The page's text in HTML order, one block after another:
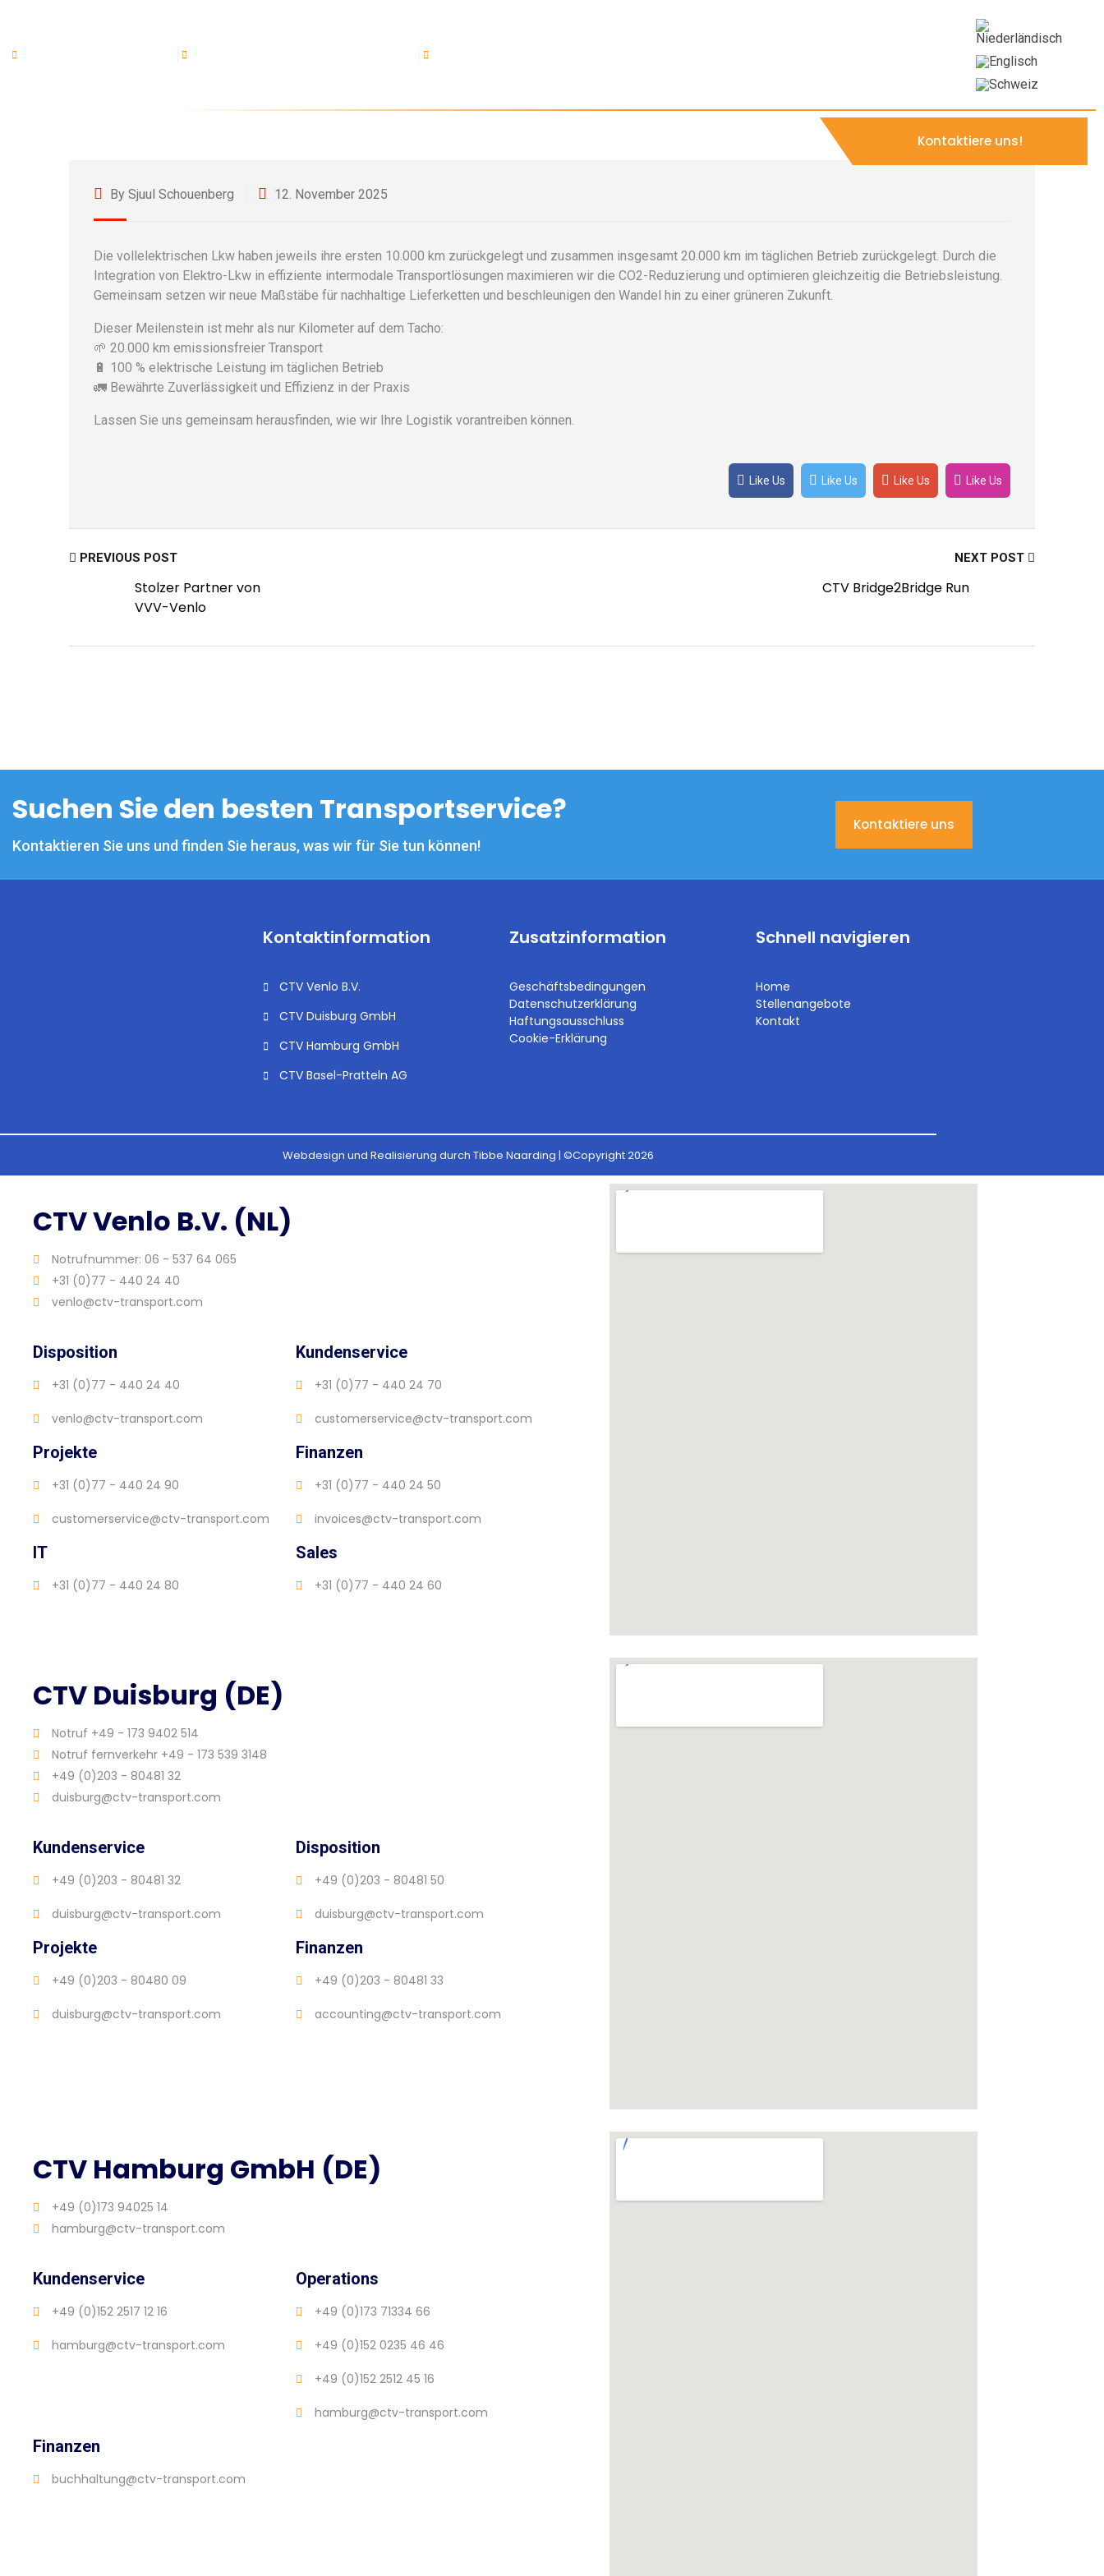
Kontaktiere uns!
By Sjuul Schouenberg 12. November 2025
Die vollelektrischen Lkw haben jeweils ihre ersten 10.000 km zurückgelegt und zusammen insgesamt 20.000 km im täglichen Betrieb zurückgelegt. Durch die
Integration von Elektro-Lkw in effiziente intermodale Transportlösungen maximieren wir die CO2-Reduzierung und optimieren gleichzeitig die Betriebsleistung.
Gemeinsam setzen wir neue Maßstäbe für nachhaltige Lieferketten und beschleunigen den Wandel hin zu einer grüneren Zukunft.
Dieser Meilenstein ist mehr als nur Kilometer auf dem Tacho:
🌱 20.000 km emissionsfreier Transport
🔋 100 % elektrische Leistung im täglichen Betrieb
🚛 Bewährte Zuverlässigkeit und Effizienz in der Praxis
Lassen Sie uns gemeinsam herausfinden, wie wir Ihre Logistik vorantreiben können.
Like Us Like Us Like Us Like Us
PREVIOUS POST
Stolzer Partner von
VVV-Venlo
NEXT POST
CTV Bridge2Bridge Run
Suchen Sie den besten Transportservice?
Kontaktieren Sie uns und finden Sie heraus, was wir für Sie tun können!
Kontaktiere uns
Kontaktinformation
CTV Venlo B.V.
CTV Duisburg GmbH
CTV Hamburg GmbH
CTV Basel-Pratteln AG
Zusatzinformation
Geschäftsbedingungen
Datenschutzerklärung
Haftungsausschluss
Cookie-Erklärung
Schnell navigieren
Home
Stellenangebote
Kontakt
Webdesign und Realisierung durch Tibbe Naarding | ©Copyright 2026
CTV Venlo B.V. (NL)
Notrufnummer: 06 - 537 64 065
+31 (0)77 - 440 24 40
venlo@ctv-transport.com
Disposition
+31 (0)77 - 440 24 40
venlo@ctv-transport.com
Kundenservice
+31 (0)77 - 440 24 70
customerservice@ctv-transport.com
Projekte
+31 (0)77 - 440 24 90
customerservice@ctv-transport.com
Finanzen
+31 (0)77 - 440 24 50
invoices@ctv-transport.com
IT
+31 (0)77 - 440 24 80
Sales
+31 (0)77 - 440 24 60
CTV Duisburg (DE)
Notruf +49 - 173 9402 514
Notruf fernverkehr +49 - 173 539 3148
+49 (0)203 - 80481 32
duisburg@ctv-transport.com
Kundenservice
+49 (0)203 - 80481 32
duisburg@ctv-transport.com
Disposition
+49 (0)203 - 80481 50
duisburg@ctv-transport.com
Projekte
+49 (0)203 - 80480 09
duisburg@ctv-transport.com
Finanzen
+49 (0)203 - 80481 33
accounting@ctv-transport.com
CTV Hamburg GmbH (DE)
+49 (0)173 94025 14
hamburg@ctv-transport.com
Kundenservice
+49 (0)152 2517 12 16
hamburg@ctv-transport.com
Operations
+49 (0)173 71334 66
+49 (0)152 0235 46 46
+49 (0)152 2512 45 16
hamburg@ctv-transport.com
Finanzen
buchhaltung@ctv-transport.com